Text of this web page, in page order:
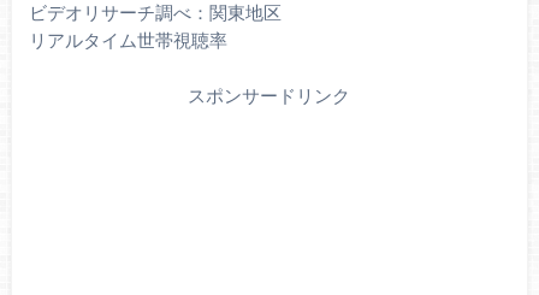
ビデオリサーチ調べ：関東地区
リアルタイム世帯視聴率
スポンサードリンク